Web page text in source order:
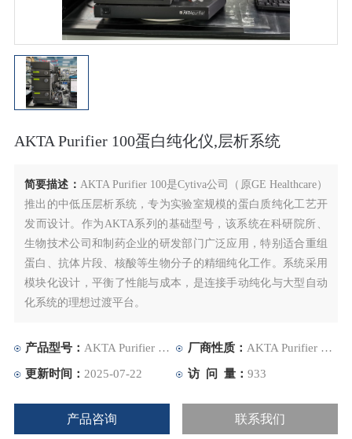
AKTA Purifier 100蛋白纯化仪,层析系统
简要描述： AKTA Purifier 100是Cytiva公司（原GE Healthcare）
推出的中低压层析系统，专为实验室规模的蛋白质纯化工艺开
发而设计。作为AKTA系列的基础型号，该系统在科研院所、
生物技术公司和制药企业的研发部门广泛应用，特别适合重组
蛋白、抗体片段、核酸等生物分子的精细纯化工作。系统采用
模块化设计，平衡了性能与成本，是连接手动纯化与大型自动
化系统的理想过渡平台。
产品型号：AKTA Purifier 100蛋白纯化仪,层析系统 厂商性质： AKTA Purifier 100
更新时间：2025-07-22 访 问 量： 933
产品咨询 联系我们